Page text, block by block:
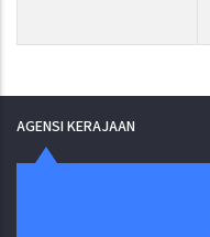
AGENSI KERAJAAN